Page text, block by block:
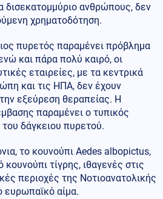
δισεκατομμύριο ανθρώπους, δεν
χρηματοδότηση.
πυρετός παραμένει πρόβλημα
και πάρα πολύ καιρό, οι
εταιρείες, με τα κεντρικά
και τις ΗΠΑ, δεν έχουν
εξεύρεση θεραπείας. Η
παραμένει ο τυπικός
δάγκειου πυρετού.
το κουνούπι Aedes albopictus,
τίγρης, ιθαγενές στις
περιοχές της Νοτιοανατολικής
ευρωπαϊκό αίμα.